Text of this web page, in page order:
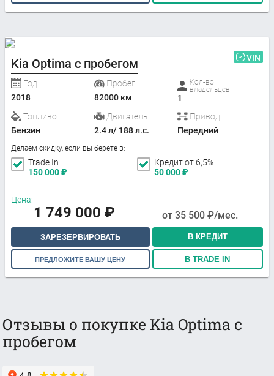
Kia Optima с пробегом VIN
Год
2018
Пробег
82000 км
Кол-во
владельцев
1
Топливо
Бензин
Двигатель
2.4 л/ 188 л.с.
Привод
Передний
Делаем скидку, если вы берете в:
Trade In
150 000₽
Кредит от 6,5%
50 000₽
Цена:
1 749 000 ₽ от 35 500 ₽/мес.
ЗАРЕЗЕРВИРОВАТЬ В КРЕДИТ
ПРЕДЛОЖИТЕ ВАШУ ЦЕНУ В TRADE IN
Отзывы о покупке Kia Optima с
пробегом